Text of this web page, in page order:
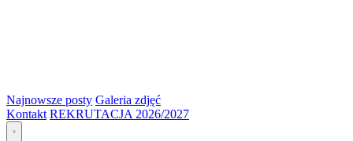
Najnowsze posty Galeria zdjęć
Kontakt REKRUTACJA 2026/2027